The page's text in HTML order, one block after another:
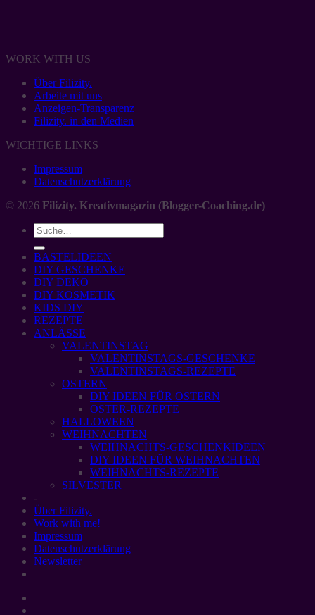
WORK WITH US
Über Filizity.
Arbeite mit uns
Anzeigen-Transparenz
Filizity. in den Medien
WICHTIGE LINKS
Impressum
Datenschutzerklärung
© 2026 Filizity. Kreativmagazin (Blogger-Coaching.de)
BASTELIDEEN
DIY GESCHENKE
DIY DEKO
DIY KOSMETIK
KIDS DIY
REZEPTE
ANLÄSSE
VALENTINSTAG
VALENTINSTAGS-GESCHENKE
VALENTINSTAGS-REZEPTE
OSTERN
DIY IDEEN FÜR OSTERN
OSTER-REZEPTE
HALLOWEEN
WEIHNACHTEN
WEIHNACHTS-GESCHENKIDEEN
DIY IDEEN FÜR WEIHNACHTEN
WEIHNACHTS-REZEPTE
SILVESTER
-
Über Filizity.
Work with me!
Impressum
Datenschutzerklärung
Newsletter